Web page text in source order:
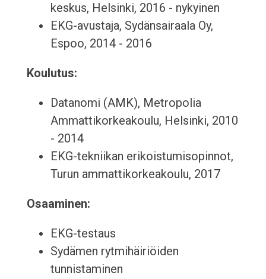
keskus, Helsinki, 2016 - nykyinen
EKG-avustaja, Sydänsairaala Oy,
Espoo, 2014 - 2016
Koulutus:
Datanomi (AMK), Metropolia
Ammattikorkeakoulu, Helsinki, 2010
- 2014
EKG-tekniikan erikoistumisopinnot,
Turun ammattikorkeakoulu, 2017
Osaaminen:
EKG-testaus
Sydämen rytmihäiriöiden
tunnistaminen